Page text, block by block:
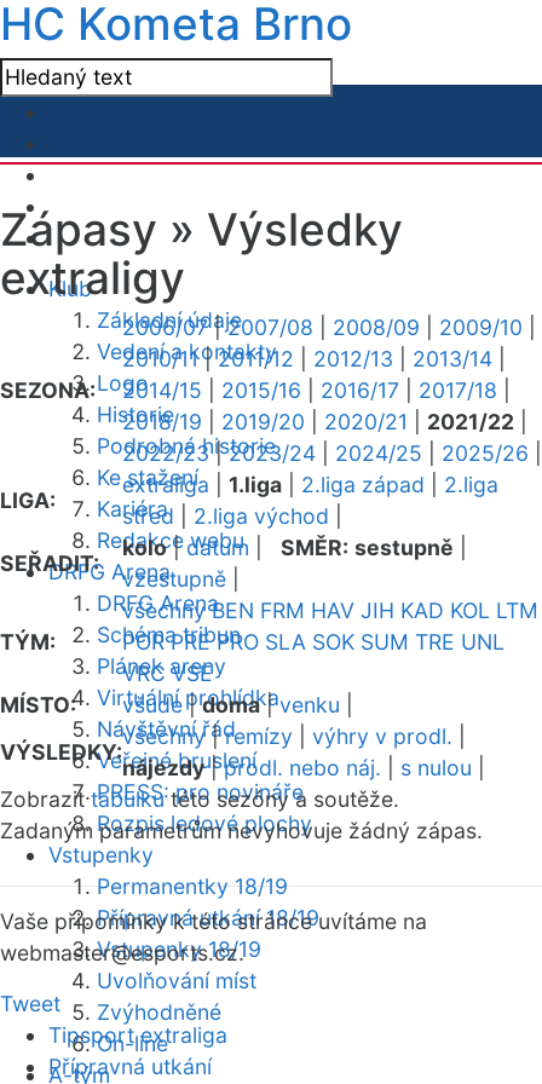
HC Kometa Brno
Klub
Základní údaje
Vedení a kontakty
Logo
Historie
Podrobná historie
Ke stažení
Kariéra
Redakce webu
DRFG Arena
DRFG Arena
Schéma tribun
Plánek areny
Virtuální prohlídka
Návštěvní řád
Veřejné bruslení
PRESS: pro novináře
Rozpis ledové plochy
Vstupenky
Permanentky 18/19
Přípravná utkání 18/19
Vstupenky 18/19
Uvolňování míst
Zvýhodněné
On-line
A-tým
Zápasy » Výsledky
extraligy
SEZONA:
2006/07|2007/08 2008/09 2009/10
2010/11|2011/12 2012/13 2013/14
2014/15
2015/16 2016/17 2017/18
2018/19
2019/20 2020/21 2021/22
2022/23|2023/24 2024/25 2025/26
LIGA:
extraliga 1.liga 2.liga západ
2.liga
střed
2.liga východ
SEŘADIT:
kolo|datum SMĚR: sestupně
vzestupně
TÝM:
všechny BEN FRM HAV JIH KAD KOL LTM
POR PRE PRO SLA SOK SUM TRE UNL
VRC VSE
MÍSTO:
všude|doma|venku
VÝSLEDKY:
všechny|remízy výhry v prodl.
nájezdy|prodl. nebo náj. s nulou
Zobrazittabulkutéto sezóny a soutěže.
Zadaným parametrům nevyhovuje žádný zápas.
Vaše připomínky k této stránce uvítáme na
webmaster@esports.cz.
Tweet
Tipsport extraliga
Přípravná utkání